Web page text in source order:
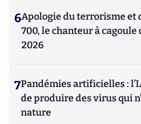
6Apologie du terrorisme et
700, le chanteur à cagoule
2026
7Pandémies artificielles :
de produire des virus qui
nature